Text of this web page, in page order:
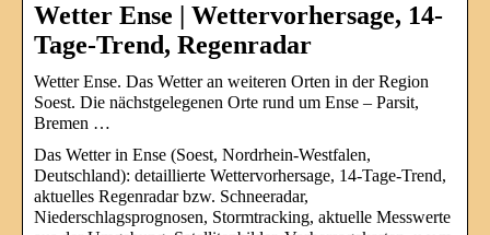
Wetter Ense | Wettervorhersage, 14-
Tage-Trend, Regenradar
Wetter Ense. Das Wetter an weiteren Orten in der Region
Soest. Die nächstgelegenen Orte rund um Ense – Parsit,
Bremen …
Das Wetter in Ense (Soest, Nordrhein-Westfalen,
Deutschland): detaillierte Wettervorhersage, 14-Tage-Trend,
aktuelles Regenradar bzw. Schneeradar,
Niederschlagsprognosen, Stormtracking, aktuelle Messwerte